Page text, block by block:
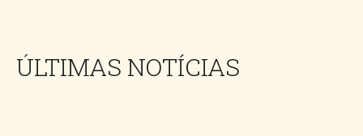
ÚLTIMAS NOTÍCIAS